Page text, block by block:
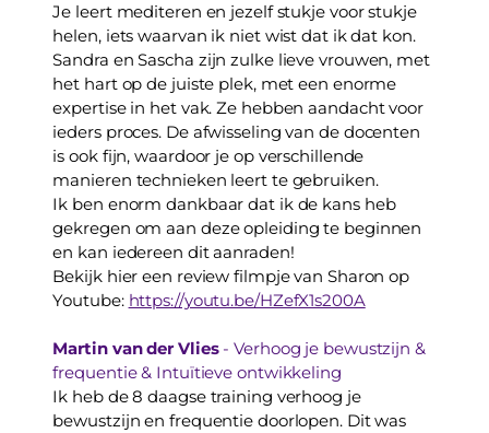
Je leert mediteren en jezelf stukje voor stukje
helen, iets waarvan ik niet wist dat ik dat kon.
Sandra en Sascha zijn zulke lieve vrouwen, met
het hart op de juiste plek, met een enorme
expertise in het vak. Ze hebben aandacht voor
ieders proces. De afwisseling van de docenten
is ook fijn, waardoor je op verschillende
manieren technieken leert te gebruiken.
Ik ben enorm dankbaar dat ik de kans heb
gekregen om aan deze opleiding te beginnen
en kan iedereen dit aanraden!
Bekijk hier een review filmpje van Sharon op
Youtube: https://youtu.be/HZefX1s200A
Martin van der Vlies - Verhoog je bewustzijn &
frequentie & Intuïtieve ontwikkeling
Ik heb de 8 daagse training verhoog je
bewustzijn en frequentie doorlopen. Dit was